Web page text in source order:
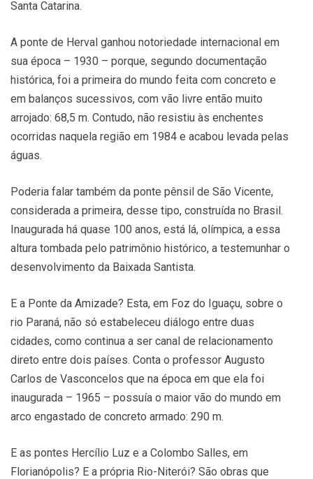
Santa Catarina.
A ponte de Herval ganhou notoriedade internacional em
sua época – 1930 – porque, segundo documentação
histórica, foi a primeira do mundo feita com concreto e
em balanços sucessivos, com vão livre então muito
arrojado: 68,5 m. Contudo, não resistiu às enchentes
ocorridas naquela região em 1984 e acabou levada pelas
águas.
Poderia falar também da ponte pênsil de São Vicente,
considerada a primeira, desse tipo, construída no Brasil.
Inaugurada há quase 100 anos, está lá, olímpica, a essa
altura tombada pelo patrimônio histórico, a testemunhar o
desenvolvimento da Baixada Santista.
E a Ponte da Amizade? Esta, em Foz do Iguaçu, sobre o
rio Paraná, não só estabeleceu diálogo entre duas
cidades, como continua a ser canal de relacionamento
direto entre dois países. Conta o professor Augusto
Carlos de Vasconcelos que na época em que ela foi
inaugurada – 1965 – possuía o maior vão do mundo em
arco engastado de concreto armado: 290 m.
E as pontes Hercílio Luz e a Colombo Salles, em
Florianópolis? E a própria Rio-Niterói? São obras que